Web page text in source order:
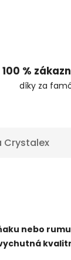
100 %
díky za
Crystalex
nebo rumu